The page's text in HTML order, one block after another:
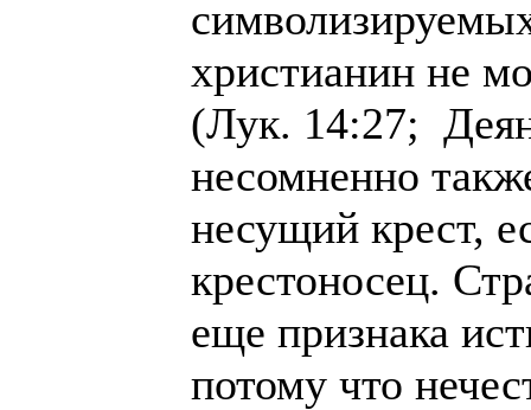
христианин не
(Лук. 14:27;
несомненно
несущий крест,
крестоносец.
еще признака
потому что